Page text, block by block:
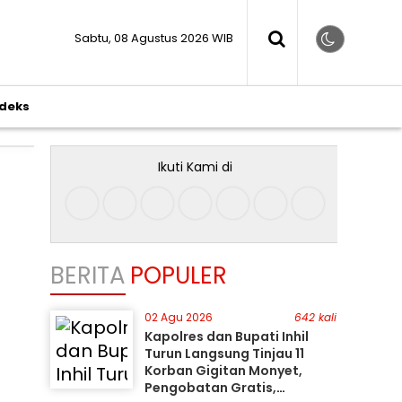
Sabtu, 08 Agustus 2026 WIB
Ikuti Kami di
BERITA POPULER
02 Agu 2026 642 kali
Kapolres dan Bupati Inhil
Turun Langsung Tinjau 11
Korban Gigitan Monyet,
Pengobatan Gratis,